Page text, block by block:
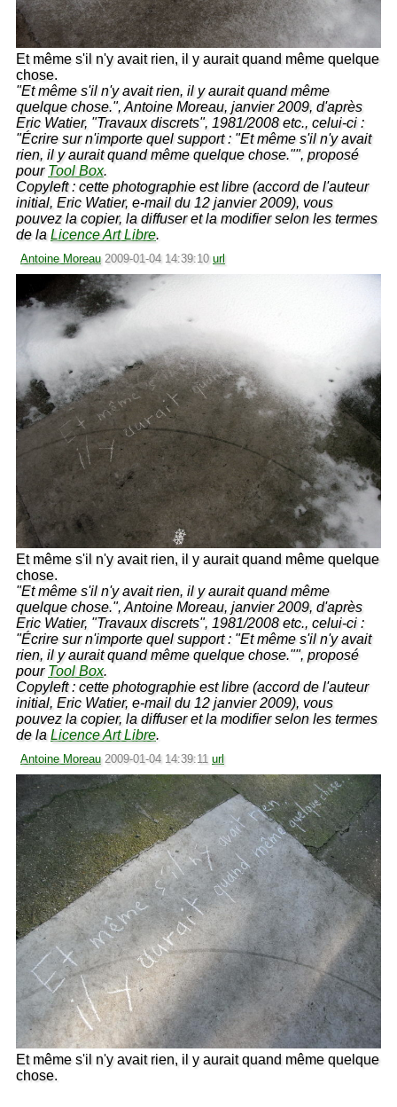
Et même s'il n'y avait rien, il y aurait quand même quelque
chose.
"Et même s'il n'y avait rien, il y aurait quand même
quelque chose.", Antoine Moreau, janvier 2009, d'après
Eric Watier, "Travaux discrets", 1981/2008 etc., celui-ci :
"Écrire sur n'importe quel support : "Et même s'il n'y avait
rien, il y aurait quand même quelque chose."", proposé
pour Tool Box.
Copyleft : cette photographie est libre (accord de l'auteur
initial, Eric Watier, e-mail du 12 janvier 2009), vous
pouvez la copier, la diffuser et la modifier selon les termes
de laLicence Art Libre.
Antoine Moreau 2009-01-04 14:39:10 url
Et même s'il n'y avait rien, il y aurait quand même quelque
chose.
"Et même s'il n'y avait rien, il y aurait quand même
quelque chose.", Antoine Moreau, janvier 2009, d'après
Eric Watier, "Travaux discrets", 1981/2008 etc., celui-ci :
"Écrire sur n'importe quel support : "Et même s'il n'y avait
rien, il y aurait quand même quelque chose."", proposé
pour Tool Box.
Copyleft : cette photographie est libre (accord de l'auteur
initial, Eric Watier, e-mail du 12 janvier 2009), vous
pouvez la copier, la diffuser et la modifier selon les termes
de laLicence Art Libre.
Antoine Moreau 2009-01-04 14:39:11 url
Et même s'il n'y avait rien, il y aurait quand même quelque
chose.